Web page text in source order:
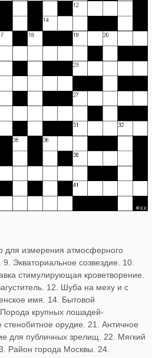
для измерения атмосферного
Экваториальное созвездие. 10.
стимулирующая кроветворение.
12. Шуба на меху и с
имя. 14. Бытовой
крупных лошадей-
орудие. 21. Античное
для публичных зрелищ. 22. Мягкий
Район города Москвы. 24.